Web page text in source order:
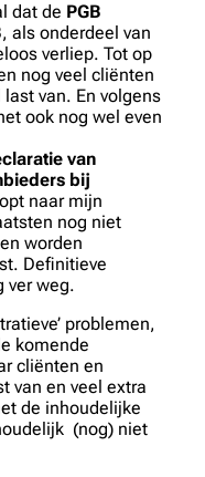
dat de PGB
, als onderdeel van
verliep. Tot op
nog veel cliënten
van. En volgens
ook nog wel even
van
bij
naar mijn
nog niet
worden
Definitieve
ver weg.
problemen,
komende
cliënten en
van en veel extra
de inhoudelijke
(nog) niet